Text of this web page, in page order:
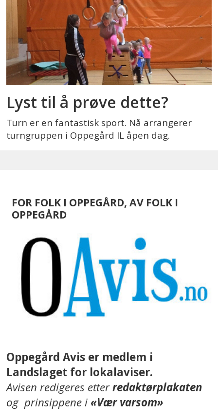
Lyst til å prøve dette?
Turn er en fantastisk sport. Nå arrangerer
turngruppen i Oppegård IL åpen dag.
FOR FOLK I OPPEGÅRD, AV FOLK I
OPPEGÅRD
Oppegård Avis er medlem i
Landslaget for lokalaviser.
Avisen redigeres etterredaktørplakaten
og prinsippene i«Vær varsom»